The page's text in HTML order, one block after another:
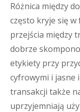
Różnica między
często kryje się w
przejścia między
dobrze
etykiety przy
cyfrowymi i jasne
transakcji także
uprzyjemniają